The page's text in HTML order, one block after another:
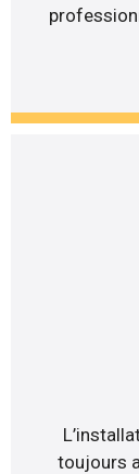
toujours